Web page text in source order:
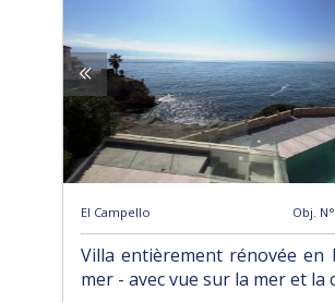
El Campello Obj. N°
Villa entièrement rénovée en
mer - avec vue sur la mer et la